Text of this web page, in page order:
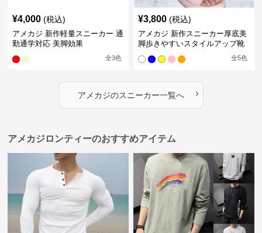
¥4,000 (税込)
アメカジ 新作軽量スニーカー 通
勤通学対応 美脚効果
全3色
¥3,800 (税込)
アメカジ 新作スニーカー厚底美
脚歩きやすいスタイルアップ靴
全5色
アメカジのスニーカー一覧へ ›
アメカジロンティーのおすすめアイテム